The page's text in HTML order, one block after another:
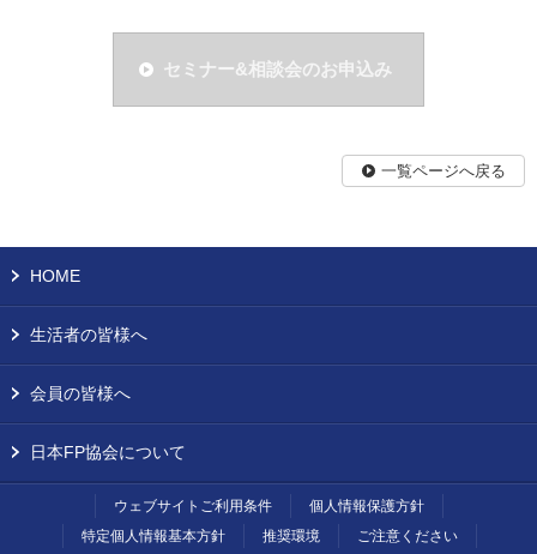
セミナー&相談会のお申込み
一覧ページへ戻る
HOME
生活者の皆様へ
会員の皆様へ
日本FP協会について
ウェブサイトご利用条件
個人情報保護方針
特定個人情報基本方針
推奨環境 ご注意ください